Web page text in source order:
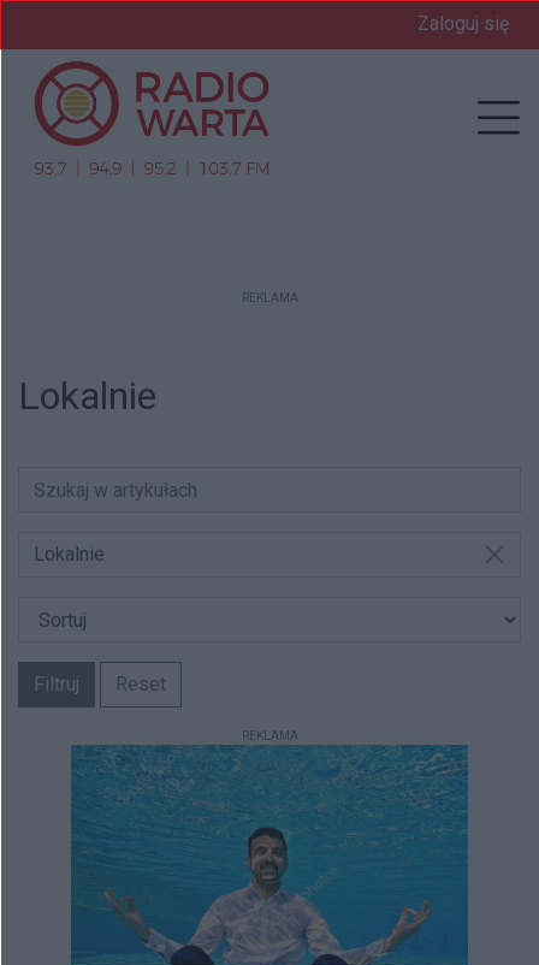
Zaloguj się
REKLAMA
Lokalnie
Lokalnie
Filtruj Reset
REKLAMA